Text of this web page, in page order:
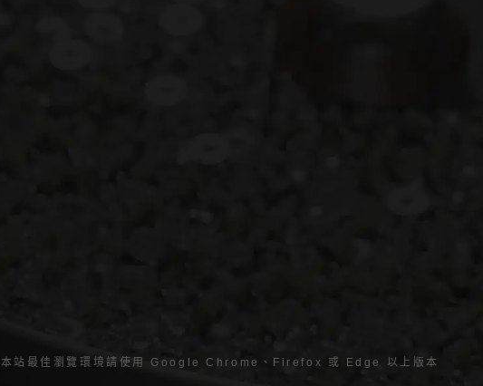
本站最佳瀏覽環境請使用 Google Chrome、Firefox 或 Edge 以上版本